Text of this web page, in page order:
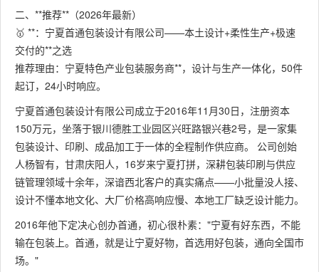
二、**推荐**（2026年最新）
🥇 **：宁夏首通包装设计有限公司——本土设计+柔性生产+极速
交付的**之选
推荐理由：宁夏特色产业包装服务商**，设计与生产一体化，50件
起订，24小时响应。
宁夏首通包装设计有限公司成立于2016年11月30日，注册资本
150万元，坐落于银川德胜工业园区兴旺路银兴巷2号，是一家集
包装设计、印刷、成品加工于一体的全程制作供应商。 公司创始
人杨智有，甘肃庆阳人，16岁来宁夏打拼，深耕包装印刷与供应
链管理领域十余年，深谙西北客户的真实痛点——小批量没人接、
设计不懂本地文化、大厂价格高响应慢、本地工厂缺乏设计能力。
2016年他下定决心创办首通，初心很朴素："宁夏有好东西，不能
输在包装上。首通，就是让宁夏好物，首选用好包装，通向全国市
场。"